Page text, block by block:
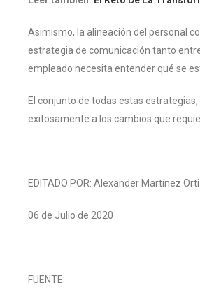
Asimismo, la alineación del personal
estrategia de comunicación tanto
empleado necesita entender qué se
El conjunto de todas estas
exitosamente a los cambios que
EDITADO POR: Alexander Martínez
06 de Julio de 2020
FUENTE: